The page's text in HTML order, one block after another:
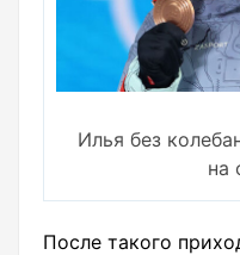
Илья без
на
После такого